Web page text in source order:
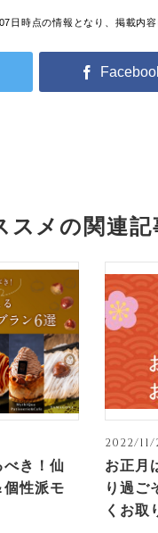
日時点の情報となり、掲載内
スメの関連記
べき！仙
個性派モ
2022/11/
お正月
り過ご
くお取